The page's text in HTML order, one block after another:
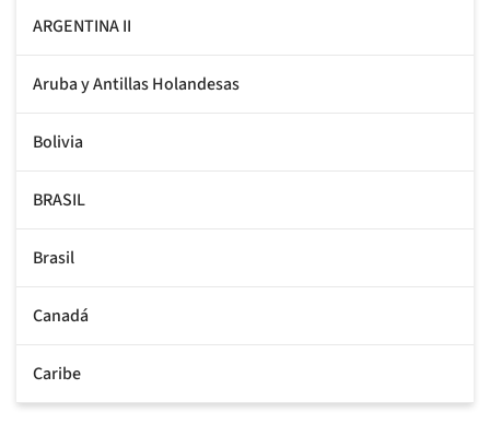
ARGENTINA II
Aruba y Antillas Holandesas
Bolivia
BRASIL
Brasil
Canadá
Caribe